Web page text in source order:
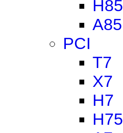
H85
A85
PCI
T7
X7
H7
H75